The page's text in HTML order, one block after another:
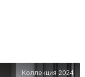
Коллекция 2024